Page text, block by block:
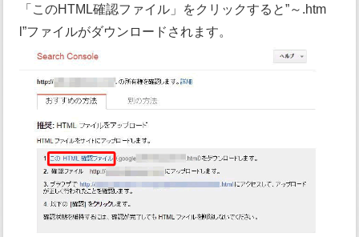
「このHTML確認ファイル」をクリックすると”～.htm
l”ファイルがダウンロードされます。